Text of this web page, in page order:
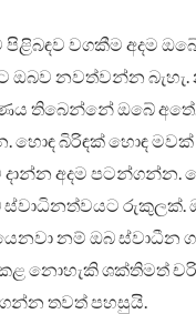
පිළිබඳව වගකීම අදම
නවත්වන්න බැහැ.
තිබෙන්නේ ඔබේ
හොඳ බිරිඳක් හොඳ
දාන්න අදම පටන්ගන්න.
රුකුලක්.
නම් ඔබ ස්වාධීන
නොහැකි ශක්තිමත්
තවත් පහසුයි.